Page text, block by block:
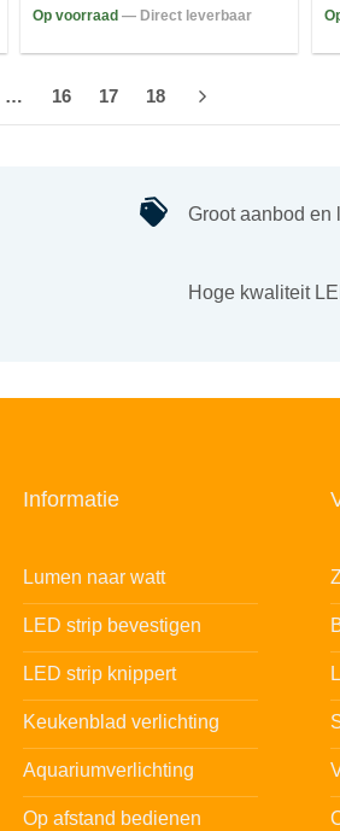
Op voorraad — Direct leverbaar
… 16 17 18
Groot aanbod en
Hoge kwaliteit
Informatie
Lumen naar watt
LED strip bevestigen
LED strip knippert
Keukenblad verlichting
Aquariumverlichting
Op afstand bedienen